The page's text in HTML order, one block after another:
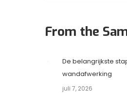
From the
De belangrijkste
wandafwerking
juli 7, 2026